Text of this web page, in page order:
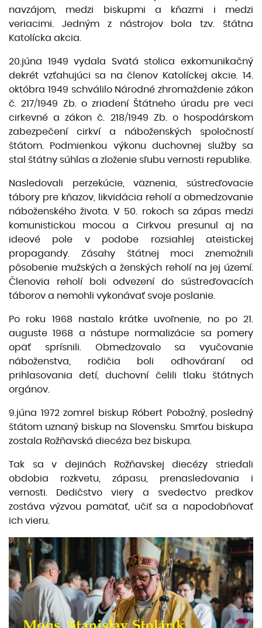
navzájom, medzi biskupmi a kňazmi i medzi
veriacimi. Jedným z nástrojov bola tzv. štátna
Katolícka akcia.
20.júna 1949 vydala Svätá stolica exkomunikačný
dekrét vzťahujúci sa na členov Katolíckej akcie. 14.
októbra 1949 schválilo Národné zhromaždenie zákon
č. 217/1949 Zb. o zriadení Štátneho úradu pre veci
cirkevné a zákon č. 218/1949 Zb. o hospodárskom
zabezpečení cirkví a náboženských spoločností
štátom. Podmienkou výkonu duchovnej služby sa
stal štátny súhlas a zloženie sľubu vernosti republike.
Nasledovali perzekúcie, väznenia, sústreďovacie
tábory pre kňazov, likvidácia reholí a obmedzovanie
náboženského života. V 50. rokoch sa zápas medzi
komunistickou mocou a Cirkvou presunul aj na
ideové pole v podobe rozsiahlej ateistickej
propagandy. Zásahy štátnej moci znemožnili
pôsobenie mužských a ženských reholí na jej území.
Členovia reholí boli odvezení do sústreďovacích
táborov a nemohli vykonávať svoje poslanie.
Po roku 1968 nastalo krátke uvoľnenie, no po 21.
auguste 1968 a nástupe normalizácie sa pomery
opäť sprísnili. Obmedzovalo sa vyučovanie
náboženstva, rodičia boli odhováraní od
prihlasovania detí, duchovní čelili tlaku štátnych
orgánov.
9.júna 1972 zomrel biskup Róbert Pobožný, posledný
štátom uznaný biskup na Slovensku. Smrťou biskupa
zostala Rožňavská diecéza bez biskupa.
Tak sa v dejinách Rožňavskej diecézy striedali
obdobia rozkvetu, zápasu, prenasledovania i
vernosti. Dedičstvo viery a svedectvo predkov
zostáva výzvou pamätať, učiť sa a napodobňovať
ich vieru.